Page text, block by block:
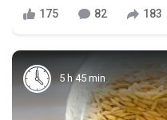
175 82 183
5 h 45 min